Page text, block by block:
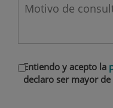
Entiendo y acepto la
declaro ser mayor